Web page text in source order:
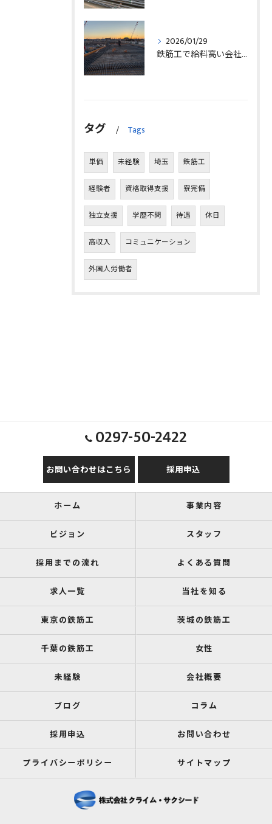
2026/01/29
鉄筋工で給料高い会社に転職したリアルなインタビュー事例を埼玉県三郷市で解説
タグ Tags
単価 未経験 埼玉 鉄筋工
経験者 資格取得支援 寮完備
独立支援 学歴不問 待遇 休日
高収入 コミュニケーション
外国人労働者
0297-50-2422
お問い合わせはこちら 採用申込
ホーム 事業内容
ビジョン スタッフ
採用までの流れ よくある質問
求人一覧 当社を知る
東京の鉄筋工 茨城の鉄筋工
千葉の鉄筋工 女性
未経験 会社概要
ブログ コラム
採用申込 お問い合わせ
プライバシーポリシー サイトマップ